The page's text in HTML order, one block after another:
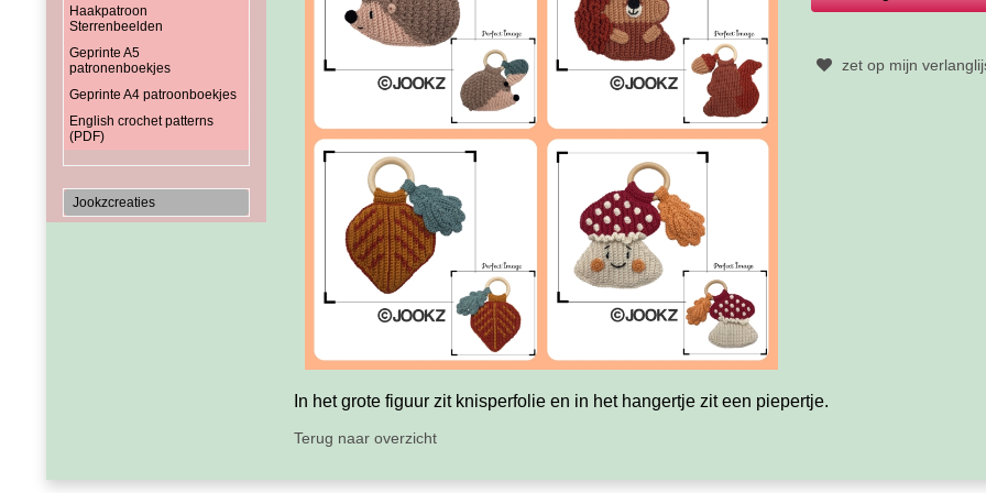
Haakpatroon
Sterrenbeelden
Geprinte A5
patronenboekjes
Geprinte A4 patroonboekjes
English crochet patterns
(PDF)
Jookzcreaties
zet op mijn
In het grote figuur zit knisperfolie en in het hangertje zit een piepertje.
Terug naar overzicht